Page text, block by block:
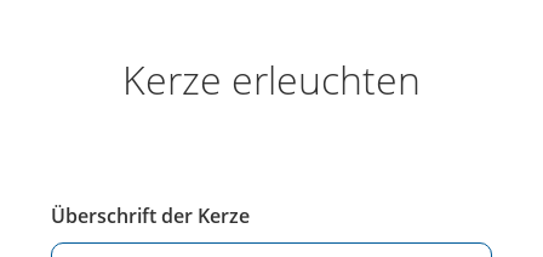
Kerze erleuchten
Überschrift der Kerze